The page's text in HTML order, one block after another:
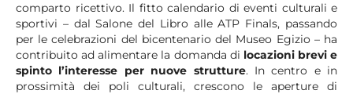
comparto ricettivo. Il fitto calendario di eventi culturali e
sportivi – dal Salone del Libro alle ATP Finals, passando
per le celebrazioni del bicentenario del Museo Egizio – ha
contribuito ad alimentare la domanda di locazioni brevi e
spinto l’interesse per nuove strutture. In centro e in
prossimità dei poli culturali, crescono le aperture di